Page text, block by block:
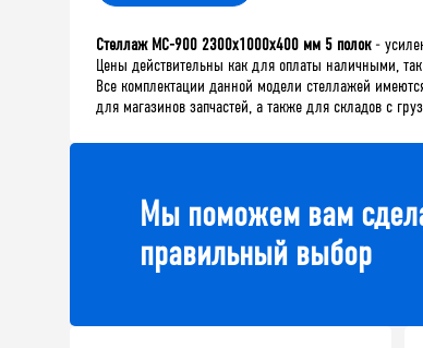
Стеллаж МС-900 2300х1000х400 мм 5 полок-
Цены действительны как для оплаты наличными,
Все комплектации данной модели стеллажей
для магазинов запчастей, а также для складов с
Мы поможем вам
правильный выбор